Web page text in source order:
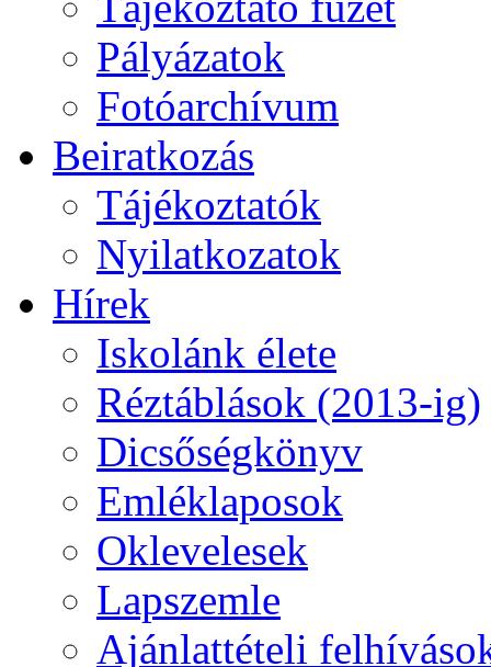
Pályázatok
Fotóarchívum
Beiratkozás
Tájékoztatók
Nyilatkozatok
Hírek
Iskolánk élete
Réztáblások (2013-ig)
Dicsőségkönyv
Emléklaposok
Oklevelesek
Lapszemle
Ajánlattételi